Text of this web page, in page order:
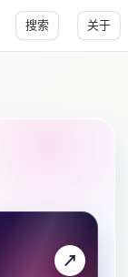
搜索 关于
↗